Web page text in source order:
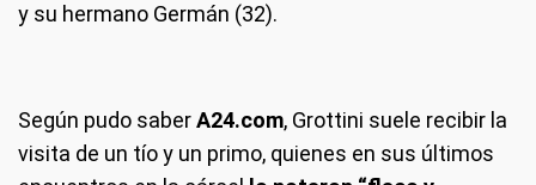
y su hermano Germán (32).
Según pudo saberA24.com, Grottini suele recibir la
visita de un tío y un primo, quienes en sus últimos